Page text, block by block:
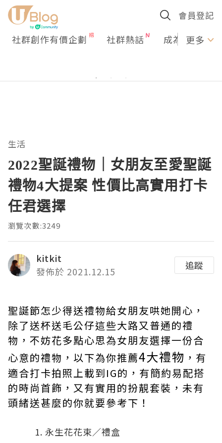
會員登記
社群創作有價企劃 社群熱話 成為U更多
生活
2022聖誕禮物｜女朋友至愛聖誕
禮物4大提案 性價比高實用打卡
任君選擇
瀏覽次數:3249
kitkit
發佈於 2021.12.15
追蹤
聖誕節怎少得送禮物給女朋友哄她開心，
除了送杯送毛公仔這些大路又普通的禮
物，不妨花多點心思為女朋友選擇一份合
心意的禮物，以下為你推薦4大禮物 ，有
適合打卡拍照上載到IG的，有簡約易配搭
的時尚首飾，又有實用的扮靚套裝，未有
頭緒送甚麼的你就要參考下！
永生花花束／禮盒